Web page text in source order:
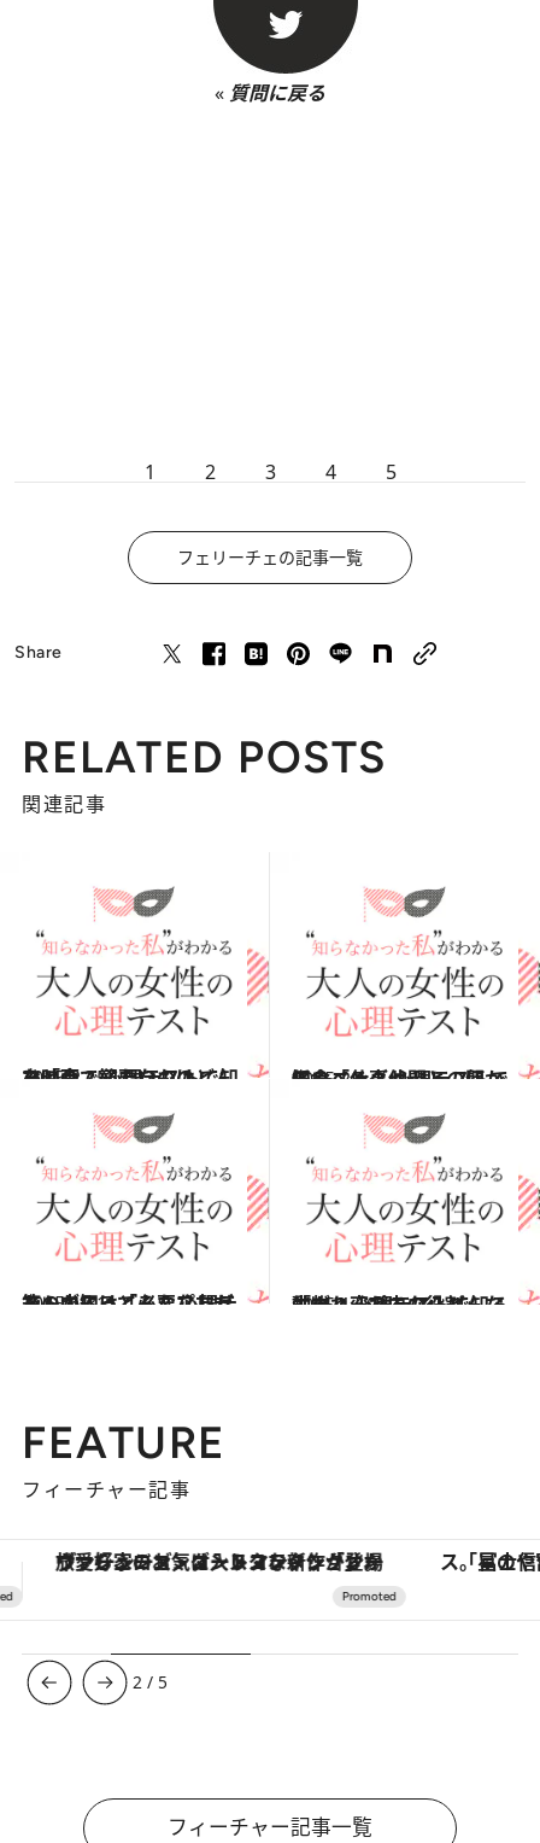
« 質問に戻る
1 2 3 4 5
フェリーチェの記事一覧
Share
RELATED POSTS
関連記事
2015.2.15
ひとりで観たいのはどんな映画？ 心理テストで知る「今、必要なもの」
占い 2015.2.1
モーニングセット、何から食べる？ 心理テストで知る「仕事仲間との関係」
占い
2015.1.31
箱の中にはどんなプレゼントが入ってる？ 心理テストで知る「必要な友だち」
占い 2015.1.10
生まれ変わるならどんな動物？ 心理テストで知る「グループ内の役割」
占い
FEATURE
フィーチャー記事
「星のや富士」でデジタルデトックス。冨士信仰の歴史を辿り、心身を調える。 【夏限定ディナーコース】旬を
3 / 5
フィーチャー記事一覧